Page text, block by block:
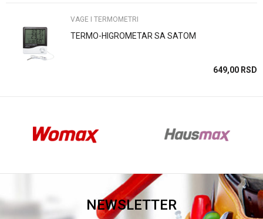
POŠALJI
VAGE I TERMOMETRI
TERMO-HIGROMETAR SA SATOM
649,00 RSD
NEWSLETTER